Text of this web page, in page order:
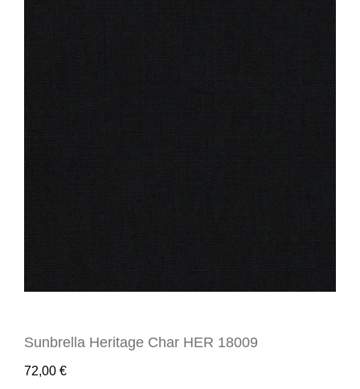
Sunbrella Heritage Char HER 18009
72,00 €